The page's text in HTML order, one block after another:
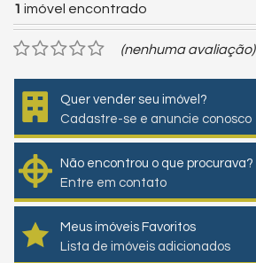
1 imóvel encontrado
(nenhuma avaliação)
Quer vender seu imóvel?
Cadastre-se e anuncie conosco
Não encontrou o que procurava?
Entre em contato
Meus imóveis Favoritos
Lista de imóveis adicionados